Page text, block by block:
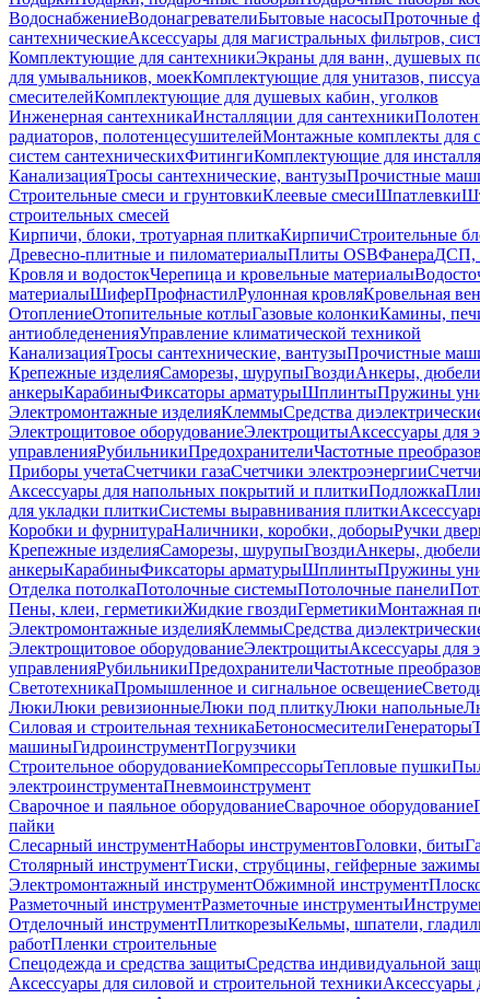
ВодоснабжениеВодонагревателиБытовые насосыПроточные
сантехническиеАксессуары для магистральных фильтров,
Комплектующие для сантехникиЭкраны для ванн, душевых
для умывальников, моекКомплектующие для унитазов,
смесителейКомплектующие для душевых кабин, уголков
Инженерная сантехникаИнсталляции для сантехники
радиаторов, полотенцесушителейМонтажные комплекты для
систем сантехническихФитингиКомплектующие для
КанализацияТросы сантехнические, вантузыПрочистные
Строительные смеси и грунтовкиКлеевые смесиШпатлевки
строительных смесей
Кирпичи, блоки, тротуарная плиткаКирпичиСтроительные
Древесно-плитные и пиломатериалыПлиты OSBФанераДСП,
Кровля и водостокЧерепица и кровельные материалы
материалыШиферПрофнастилРулонная кровляКровельная
ОтоплениеОтопительные котлыГазовые колонкиКамины,
антиобледененияУправление климатической техникой
КанализацияТросы сантехнические, вантузыПрочистные
Крепежные изделияСаморезы, шурупыГвоздиАнкеры, дюбели
анкерыКарабиныФиксаторы арматурыШплинтыПружины
Электромонтажные изделияКлеммыСредства
Электрощитовое оборудованиеЭлектрощитыАксессуары для
управленияРубильникиПредохранителиЧастотные
Приборы учетаСчетчики газаСчетчики электроэнергии
Аксессуары для напольных покрытий и плиткиПодложка
для укладки плиткиСистемы выравнивания плитки
Коробки и фурнитураНаличники, коробки, доборыРучки
Крепежные изделияСаморезы, шурупыГвоздиАнкеры, дюбели
анкерыКарабиныФиксаторы арматурыШплинтыПружины
Отделка потолкаПотолочные системыПотолочные панели
Пены, клеи, герметикиЖидкие гвоздиГерметикиМонтажная
Электромонтажные изделияКлеммыСредства
Электрощитовое оборудованиеЭлектрощитыАксессуары для
управленияРубильникиПредохранителиЧастотные
СветотехникаПромышленное и сигнальное освещение
ЛюкиЛюки ревизионныеЛюки под плиткуЛюки напольные
Силовая и строительная техникаБетоносмесителиГенераторы
машиныГидроинструментПогрузчики
Строительное оборудованиеКомпрессорыТепловые пушки
электроинструментаПневмоинструмент
Сварочное и паяльное оборудованиеСварочное оборудование
пайки
Слесарный инструментНаборы инструментовГоловки, биты
Столярный инструментТиски, струбцины, гейферные зажимы
Электромонтажный инструментОбжимной инструмент
Разметочный инструментРазметочные инструменты
Отделочный инструментПлиткорезыКельмы, шпатели,
работПленки строительные
Спецодежда и средства защитыСредства индивидуальной
Аксессуары для силовой и строительной техникиАксессуары